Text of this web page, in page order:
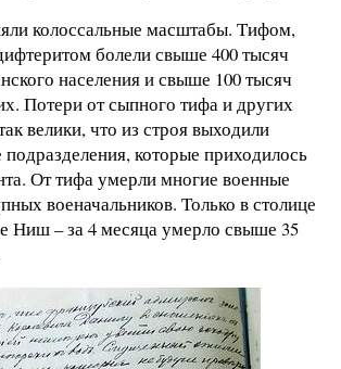
колоссальные масштабы. Тифом,
болели свыше 400 тысяч
населения и свыше 100 тысяч
Потери от сыпного тифа и других
велики, что из строя выходили
которые приходилось
От тифа умерли многие военные
военачальников. Только в столице
Ниш – за 4 месяца умерло свыше 35